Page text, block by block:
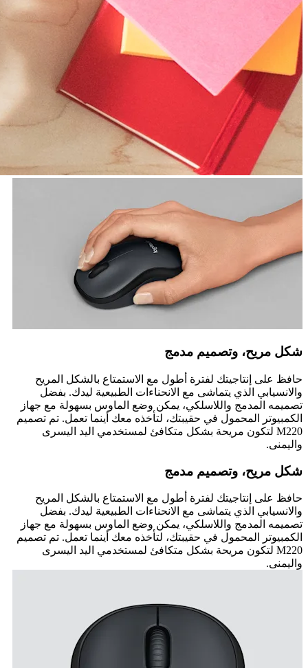
شكل مريح، وتصميم مدمج
حافظ على إنتاجيتك لفترة أطول مع الاستمتاع بالشكل المريح
والانسيابي الذي يتماشى مع الانحناءات الطبيعية ليدك. بفضل
تصميمه المدمج واللاسلكي، يمكن وضع الماوس بسهولة مع جهاز
الكمبيوتر المحمول في حقيبتك، لتأخذه معك أينما تعمل. تم تصميم
M220 لتكون مريحة بشكل متكافئ لمستخدمي اليد اليسرى
واليمنى.
شكل مريح، وتصميم مدمج
حافظ على إنتاجيتك لفترة أطول مع الاستمتاع بالشكل المريح
والانسيابي الذي يتماشى مع الانحناءات الطبيعية ليدك. بفضل
تصميمه المدمج واللاسلكي، يمكن وضع الماوس بسهولة مع جهاز
الكمبيوتر المحمول في حقيبتك، لتأخذه معك أينما تعمل. تم تصميم
M220 لتكون مريحة بشكل متكافئ لمستخدمي اليد اليسرى
واليمنى.